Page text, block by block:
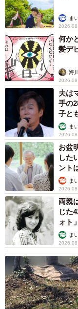
ま
何か
髪デ
海
夫は
手の
子と
ま
お盆
した
ント
ま
両親
じた
ォト
む」ま